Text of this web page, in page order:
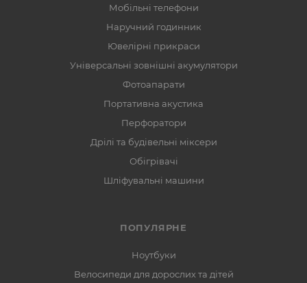
Мобільні телефони
Наручний годинник
Ювелірні прикраси
Універсальні зовнішні акумулятори
Фотоапарати
Портативна акустика
Перфоратори
Дрілі та будівельні міксери
Обігрівачі
Шліфувальні машини
ПОПУЛЯРНЕ
Ноутбуки
Велосипеди для дорослих та дітей